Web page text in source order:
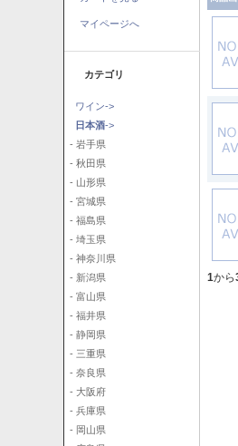
マイページへ
カテゴリ
ワイン->
日本酒->
- 岩手県
- 秋田県
- 山形県
- 宮城県
- 福島県
- 埼玉県
- 神奈川県
- 新潟県
- 富山県
- 福井県
- 静岡県
- 三重県
- 奈良県
- 大阪府
- 兵庫県
- 岡山県
1から